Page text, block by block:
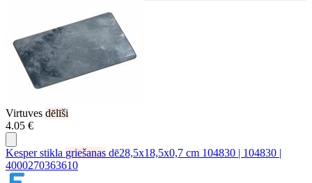
Virtuves dēlīši
4.05 €
Kesper stikla griešanas dē28,5x18,5x0,7 cm 104830 | 104830 |
4000270363610